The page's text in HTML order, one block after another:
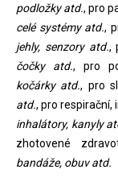
podložky atd., pro
celé systémy atd.,
jehly, senzory atd.,
čočky atd., pro
kočárky atd., pro
atd., pro respirační,
inhalátory, kanyly
zhotovené
bandáže, obuv atd.